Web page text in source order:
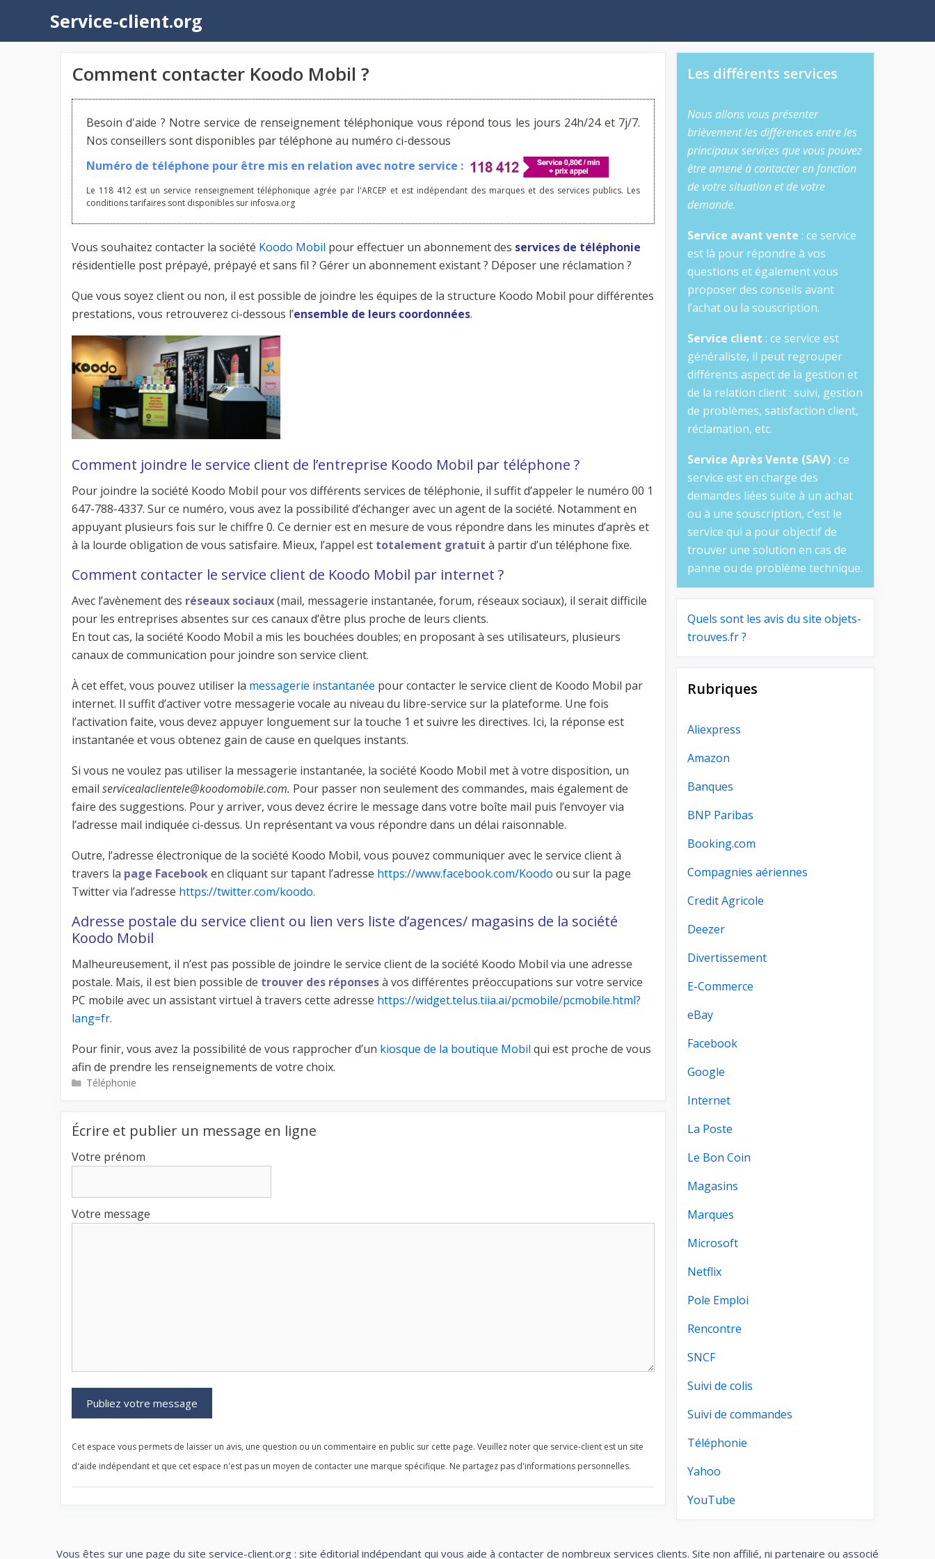
contenu
Service-client.org
Comment contacter Koodo Mobil ?
Besoin d'aide ? Notre service de renseignement téléphonique vous répond tous les jours 24h/24 et 7j/7.
Nos conseillers sont disponibles par téléphone au numéro ci-dessous
Numéro de téléphone pour être mis en relation avec notre service :
Le 118 412 est un service renseignement téléphonique agrée par l'ARCEP et est indépendant des marques et des services publics. Les
conditions tarifaires sont disponibles sur infosva.org
Vous souhaitez contacter la société Koodo Mobil pour effectuer un abonnement des services de téléphonie
résidentielle post prépayé, prépayé et sans fil ? Gérer un abonnement existant ? Déposer une réclamation ?
Que vous soyez client ou non, il est possible de joindre les équipes de la structure Koodo Mobil pour différentes
prestations, vous retrouverez ci-dessous l’ensemble de leurs coordonnées.
Comment joindre le service client de l’entreprise Koodo Mobil par téléphone ?
Pour joindre la société Koodo Mobil pour vos différents services de téléphonie, il suffit d’appeler le numéro 00 1
647-788-4337. Sur ce numéro, vous avez la possibilité d’échanger avec un agent de la société. Notamment en
appuyant plusieurs fois sur le chiffre 0. Ce dernier est en mesure de vous répondre dans les minutes d’après et
à la lourde obligation de vous satisfaire. Mieux, l’appel est totalement gratuit à partir d’un téléphone fixe.
Comment contacter le service client de Koodo Mobil par internet ?
Avec l’avènement des réseaux sociaux(mail, messagerie instantanée, forum, réseaux sociaux), il serait difficile
pour les entreprises absentes sur ces canaux d’être plus proche de leurs clients.
En tout cas, la société Koodo Mobil a mis les bouchées doubles; en proposant à ses utilisateurs, plusieurs
canaux de communication pour joindre son service client.
À cet effet, vous pouvez utiliser la messagerie instantanée pour contacter le service client de Koodo Mobil par
internet. Il suffit d’activer votre messagerie vocale au niveau du libre-service sur la plateforme. Une fois
l’activation faite, vous devez appuyer longuement sur la touche 1 et suivre les directives. Ici, la réponse est
instantanée et vous obtenez gain de cause en quelques instants.
Si vous ne voulez pas utiliser la messagerie instantanée, la société Koodo Mobil met à votre disposition, un
email servicealaclientele@koodomobile.com. Pour passer non seulement des commandes, mais également de
faire des suggestions. Pour y arriver, vous devez écrire le message dans votre boîte mail puis l’envoyer via
l’adresse mail indiquée ci-dessus. Un représentant va vous répondre dans un délai raisonnable.
Outre, l’adresse électronique de la société Koodo Mobil, vous pouvez communiquer avec le service client à
travers la page Facebooken cliquant sur tapant l’adresse https://www.facebook.com/Koodo ou sur la page
Twitter via l’adresse https://twitter.com/koodo.
Adresse postale du service client ou lien vers liste d’agences/ magasins de la société
Koodo Mobil
Malheureusement, il n’est pas possible de joindre le service client de la société Koodo Mobil via une adresse
postale. Mais, il est bien possible de trouver des réponsesà vos différentes préoccupations sur votre service
PC mobile avec un assistant virtuel à travers cette adresse https://widget.telus.tiia.ai/pcmobile/pcmobile.html?
lang=fr.
Pour finir, vous avez la possibilité de vous rapprocher d’un kiosque de la boutique Mobil qui est proche de vous
afin de prendre les renseignements de votre choix.
Catégories
Téléphonie
Écrire et publier un message en ligne
Votre prénom
Votre message
Cet espace vous permets de laisser un avis, une question ou un commentaire en public sur cette page. Veuillez noter que service-client est un site
d'aide indépendant et que cet espace n'est pas un moyen de contacter une marque spécifique. Ne partagez pas d'informations personnelles.
Les différents services
Nous allons vous présenter
brièvement les différences entre les
principaux services que vous pouvez
être amené à contacter en fonction
de votre situation et de votre
demande.
Service avant vente : ce service
est là pour répondre à vos
questions et également vous
proposer des conseils avant
l’achat ou la souscription.
Service client : ce service est
généraliste, il peut regrouper
différents aspect de la gestion et
de la relation client : suivi, gestion
de problèmes, satisfaction client,
réclamation, etc.
Service Après Vente (SAV) : ce
service est en charge des
demandes liées suite à un achat
ou à une souscription, c’est le
service qui a pour objectif de
trouver une solution en cas de
panne ou de problème technique.
Quels sont les avis du site objets-
trouves.fr ?
Rubriques
Aliexpress
Amazon
Banques
BNP Paribas
Booking.com
Compagnies aériennes
Credit Agricole
Deezer
Divertissement
E-Commerce
eBay
Facebook
Google
Internet
La Poste
Le Bon Coin
Magasins
Marques
Microsoft
Netflix
Pole Emploi
Rencontre
SNCF
Suivi de colis
Suivi de commandes
Téléphonie
Yahoo
YouTube
Vous êtes sur une page du site service-client.org : site éditorial indépendant qui vous aide à contacter de nombreux services clients. Site non affilié, ni partenaire ou associé